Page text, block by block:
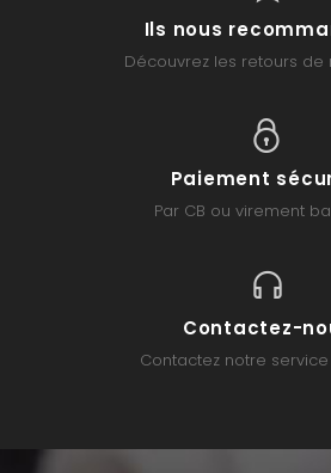
Ils nous
Découvrez les retours de
Paiement
Par CB ou virement
Contactez-
Contactez notre